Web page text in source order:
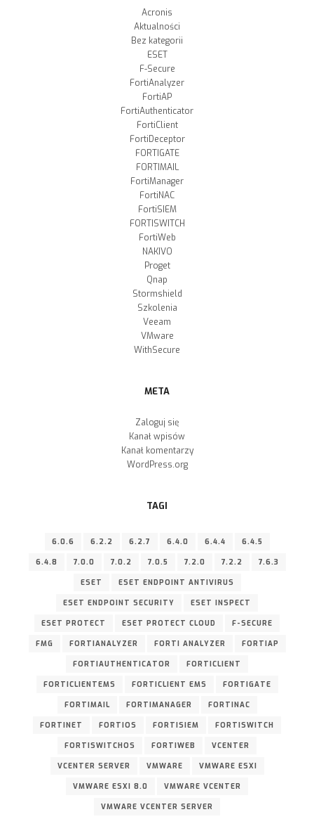
Acronis
Aktualności
Bez kategorii
ESET
F-Secure
FortiAnalyzer
FortiAP
FortiAuthenticator
FortiClient
FortiDeceptor
FORTIGATE
FORTIMAIL
FortiManager
FortiNAC
FortiSIEM
FORTISWITCH
FortiWeb
NAKIVO
Proget
Qnap
Stormshield
Szkolenia
Veeam
VMware
WithSecure
META
Zaloguj się
Kanał wpisów
Kanał komentarzy
WordPress.org
TAGI
6.0.6 6.2.2 6.2.7 6.4.0 6.4.4 6.4.5
6.4.8 7.0.0 7.0.2 7.0.5 7.2.0 7.2.2 7.6.3
ESET ESET ENDPOINT ANTIVIRUS
ESET ENDPOINT SECURITY ESET INSPECT
ESET PROTECT ESET PROTECT CLOUD F-SECURE
FMG FORTIANALYZER FORTI ANALYZER FORTIAP
FORTIAUTHENTICATOR FORTICLIENT
FORTICLIENTEMS FORTICLIENT EMS FORTIGATE
FORTIMAIL FORTIMANAGER FORTINAC
FORTINET FORTIOS FORTISIEM FORTISWITCH
FORTISWITCHOS FORTIWEB VCENTER
VCENTER SERVER VMWARE VMWARE ESXI
VMWARE ESXI 8.0 VMWARE VCENTER
VMWARE VCENTER SERVER